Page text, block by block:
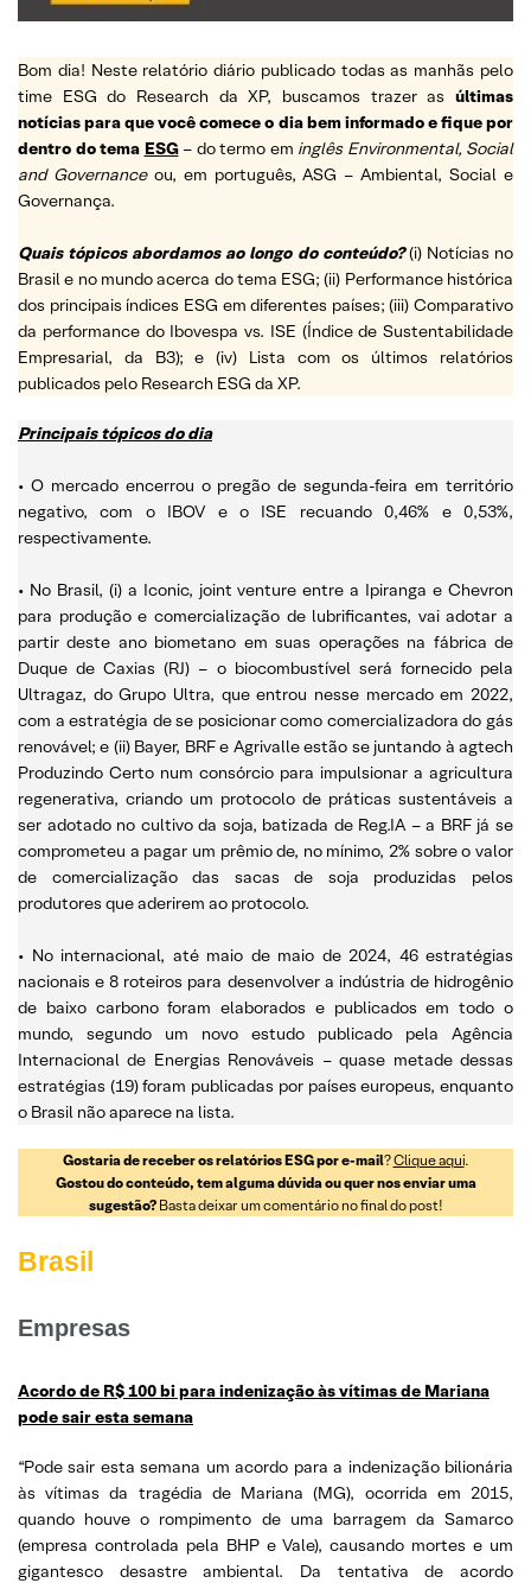
Bom dia! Neste relatório diário publicado todas as manhãs pelo
time ESG do Research da XP, buscamos trazer as últimas
notícias para que você comece o dia bem informado e fique por
dentro do tema ESG – do termo em inglês Environmental, Social
and Governance ou, em português, ASG – Ambiental, Social e
Governança.
Quais tópicos abordamos ao longo do conteúdo? (i) Notícias no
Brasil e no mundo acerca do tema ESG; (ii) Performance histórica
dos principais índices ESG em diferentes países; (iii) Comparativo
da performance do Ibovespa vs. ISE (Índice de Sustentabilidade
Empresarial, da B3); e (iv) Lista com os últimos relatórios
publicados pelo Research ESG da XP.
Principais tópicos do dia
• O mercado encerrou o pregão de segunda-feira em território
negativo, com o IBOV e o ISE recuando 0,46% e 0,53%,
respectivamente.
• No Brasil, (i) a Iconic, joint venture entre a Ipiranga e Chevron
para produção e comercialização de lubrificantes, vai adotar a
partir deste ano biometano em suas operações na fábrica de
Duque de Caxias (RJ) – o biocombustível será fornecido pela
Ultragaz, do Grupo Ultra, que entrou nesse mercado em 2022,
com a estratégia de se posicionar como comercializadora do gás
renovável; e (ii) Bayer, BRF e Agrivalle estão se juntando à agtech
Produzindo Certo num consórcio para impulsionar a agricultura
regenerativa, criando um protocolo de práticas sustentáveis a
ser adotado no cultivo da soja, batizada de Reg.IA – a BRF já se
comprometeu a pagar um prêmio de, no mínimo, 2% sobre o valor
de comercialização das sacas de soja produzidas pelos
produtores que aderirem ao protocolo.
• No internacional, até maio de maio de 2024, 46 estratégias
nacionais e 8 roteiros para desenvolver a indústria de hidrogênio
de baixo carbono foram elaborados e publicados em todo o
mundo, segundo um novo estudo publicado pela Agência
Internacional de Energias Renováveis – quase metade dessas
estratégias (19) foram publicadas por países europeus, enquanto
o Brasil não aparece na lista.
Gostaria de receber os relatórios ESG por e-mail?Clique aqui.
Gostou do conteúdo, tem alguma dúvida ou quer nos enviar uma
sugestão?Basta deixar um comentário no final do post!
Brasil
Empresas
Acordo de R$ 100 bi para indenização às vítimas de Mariana
pode sair esta semana
“Pode sair esta semana um acordo para a indenização bilionária
às vítimas da tragédia de Mariana (MG), ocorrida em 2015,
quando houve o rompimento de uma barragem da Samarco
(empresa controlada pela BHP e Vale), causando mortes e um
gigantesco desastre ambiental. Da tentativa de acordo